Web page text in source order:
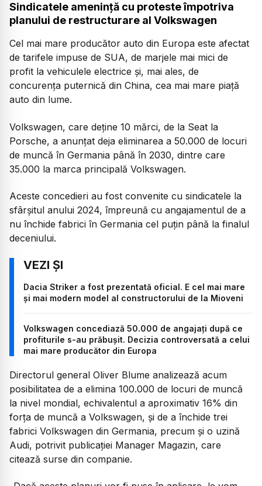
Sindicatele amenință cu proteste împotriva
planului de restructurare al Volkswagen
Cel mai mare producător auto din Europa este afectat
de tarifele impuse de SUA, de marjele mai mici de
profit la vehiculele electrice și, mai ales, de
concurența puternică din China, cea mai mare piață
auto din lume.
Volkswagen, care deține 10 mărci, de la Seat la
Porsche, a anunțat deja eliminarea a 50.000 de locuri
de muncă în Germania până în 2030, dintre care
35.000 la marca principală Volkswagen.
Aceste concedieri au fost convenite cu sindicatele la
sfârșitul anului 2024, împreună cu angajamentul de a
nu închide fabrici în Germania cel puțin până la finalul
deceniului.
Dacia Striker a fost prezentată oficial. E cel mai mare
și mai modern model al constructorului de la Mioveni
Volkswagen concediază 50.000 de angajați după ce
profiturile s-au prăbușit. Decizia controversată a celui
mai mare producător din Europa
Directorul general Oliver Blume analizează acum
posibilitatea de a elimina 100.000 de locuri de muncă
la nivel mondial, echivalentul a aproximativ 16% din
forța de muncă a Volkswagen, și de a închide trei
fabrici Volkswagen din Germania, precum și o uzină
Audi, potrivit publicației Manager Magazin, care
citează surse din companie.